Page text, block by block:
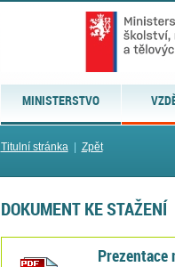
MINISTERSTVO
Titulní stránka| Zpět
DOKUMENT KE STAŽENÍ